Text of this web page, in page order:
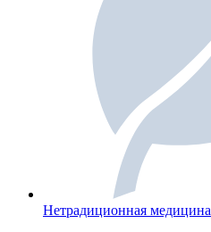
Нетрадиционная медицина